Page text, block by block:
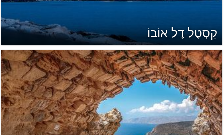
קַסְטֶל דֶל אוֹבוֹ